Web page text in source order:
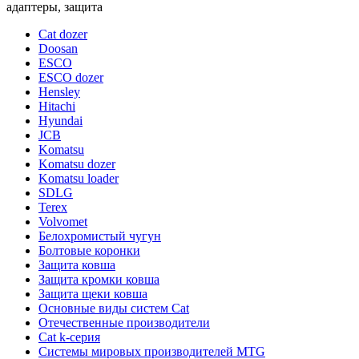
адаптеры, защита
Cat dozer
Doosan
ESCO
ESCO dozer
Hensley
Hitachi
Hyundai
JCB
Komatsu
Komatsu dozer
Komatsu loader
SDLG
Terex
Volvomet
Белохромистый чугун
Болтовые коронки
Защита ковша
Защита кромки ковша
Защита щеки ковша
Основные виды систем Cat
Отечественные производители
Сat k-серия
Системы мировых производителей MTG